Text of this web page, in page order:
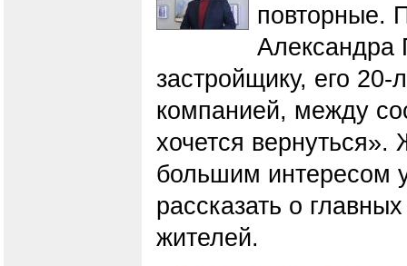
повторные.
Александра
застройщику, его
компанией, между
хочется
большим интересом
рассказать о
жителей.